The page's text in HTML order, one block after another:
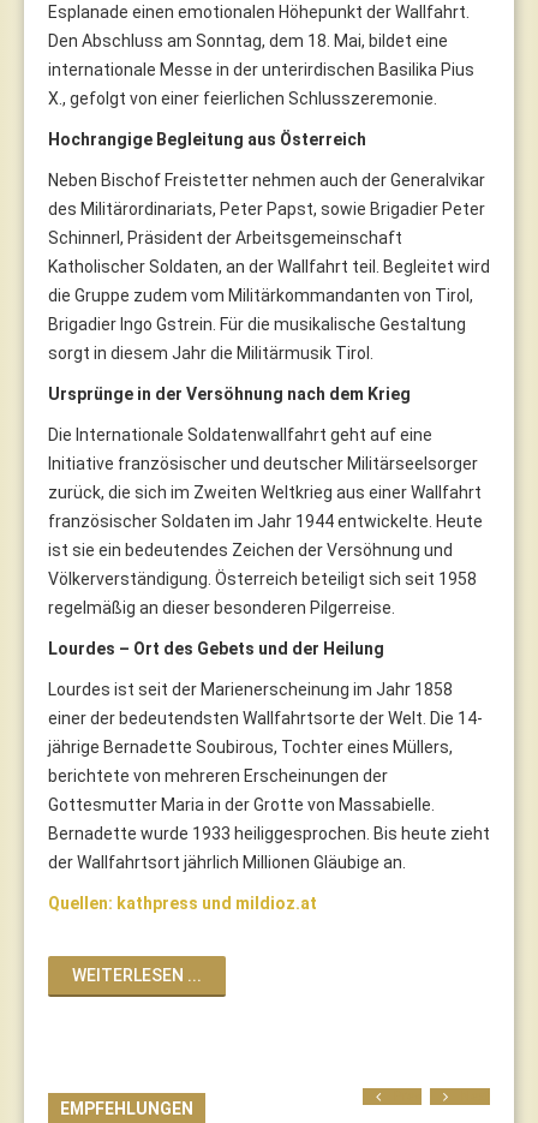
Esplanade einen emotionalen Höhepunkt der Wallfahrt.
Den Abschluss am Sonntag, dem 18. Mai, bildet eine
internationale Messe in der unterirdischen Basilika Pius
X., gefolgt von einer feierlichen Schlusszeremonie.
Hochrangige Begleitung aus Österreich
Neben Bischof Freistetter nehmen auch der Generalvikar
des Militärordinariats, Peter Papst, sowie Brigadier Peter
Schinnerl, Präsident der Arbeitsgemeinschaft
Katholischer Soldaten, an der Wallfahrt teil. Begleitet wird
die Gruppe zudem vom Militärkommandanten von Tirol,
Brigadier Ingo Gstrein. Für die musikalische Gestaltung
sorgt in diesem Jahr die Militärmusik Tirol.
Ursprünge in der Versöhnung nach dem Krieg
Die Internationale Soldatenwallfahrt geht auf eine
Initiative französischer und deutscher Militärseelsorger
zurück, die sich im Zweiten Weltkrieg aus einer Wallfahrt
französischer Soldaten im Jahr 1944 entwickelte. Heute
ist sie ein bedeutendes Zeichen der Versöhnung und
Völkerverständigung. Österreich beteiligt sich seit 1958
regelmäßig an dieser besonderen Pilgerreise.
Lourdes – Ort des Gebets und der Heilung
Lourdes ist seit der Marienerscheinung im Jahr 1858
einer der bedeutendsten Wallfahrtsorte der Welt. Die 14-
jährige Bernadette Soubirous, Tochter eines Müllers,
berichtete von mehreren Erscheinungen der
Gottesmutter Maria in der Grotte von Massabielle.
Bernadette wurde 1933 heiliggesprochen. Bis heute zieht
der Wallfahrtsort jährlich Millionen Gläubige an.
Quellen: kathpress und mildioz.at
WEITERLESEN ...
EMPFEHLUNGEN